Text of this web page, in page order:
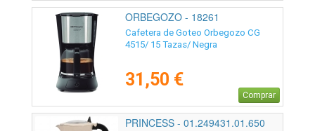
ORBEGOZO - 18261
Cafetera de Goteo Orbegozo CG
4515/ 15 Tazas/ Negra
31,50 €
Comprar
PRINCESS - 01.249431.01.650